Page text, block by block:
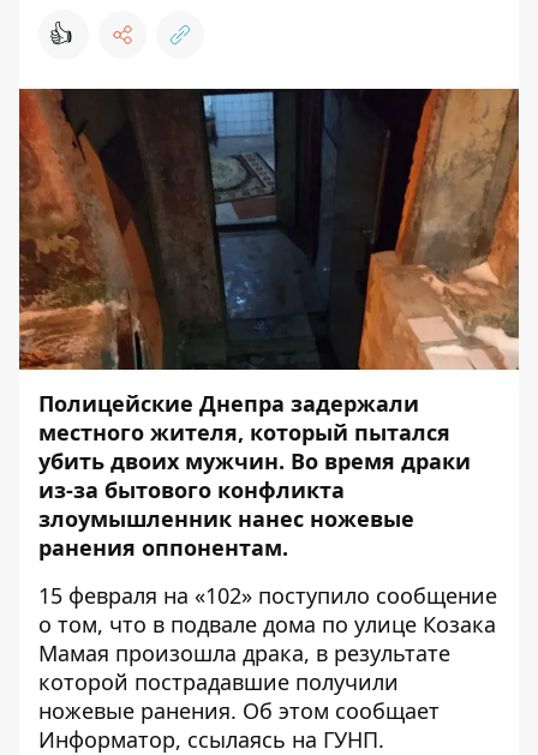
👍
Полицейские Днепра задержали
местного жителя, который пытался
убить двоих мужчин. Во время драки
из-за бытового конфликта
злоумышленник нанес ножевые
ранения оппонентам.
15 февраля на «102» поступило сообщение
о том, что в подвале дома по улице Козака
Мамая произошла драка, в результате
которой пострадавшие получили
ножевые ранения. Об этом сообщает
Информатор, ссылаясь на ГУНП.